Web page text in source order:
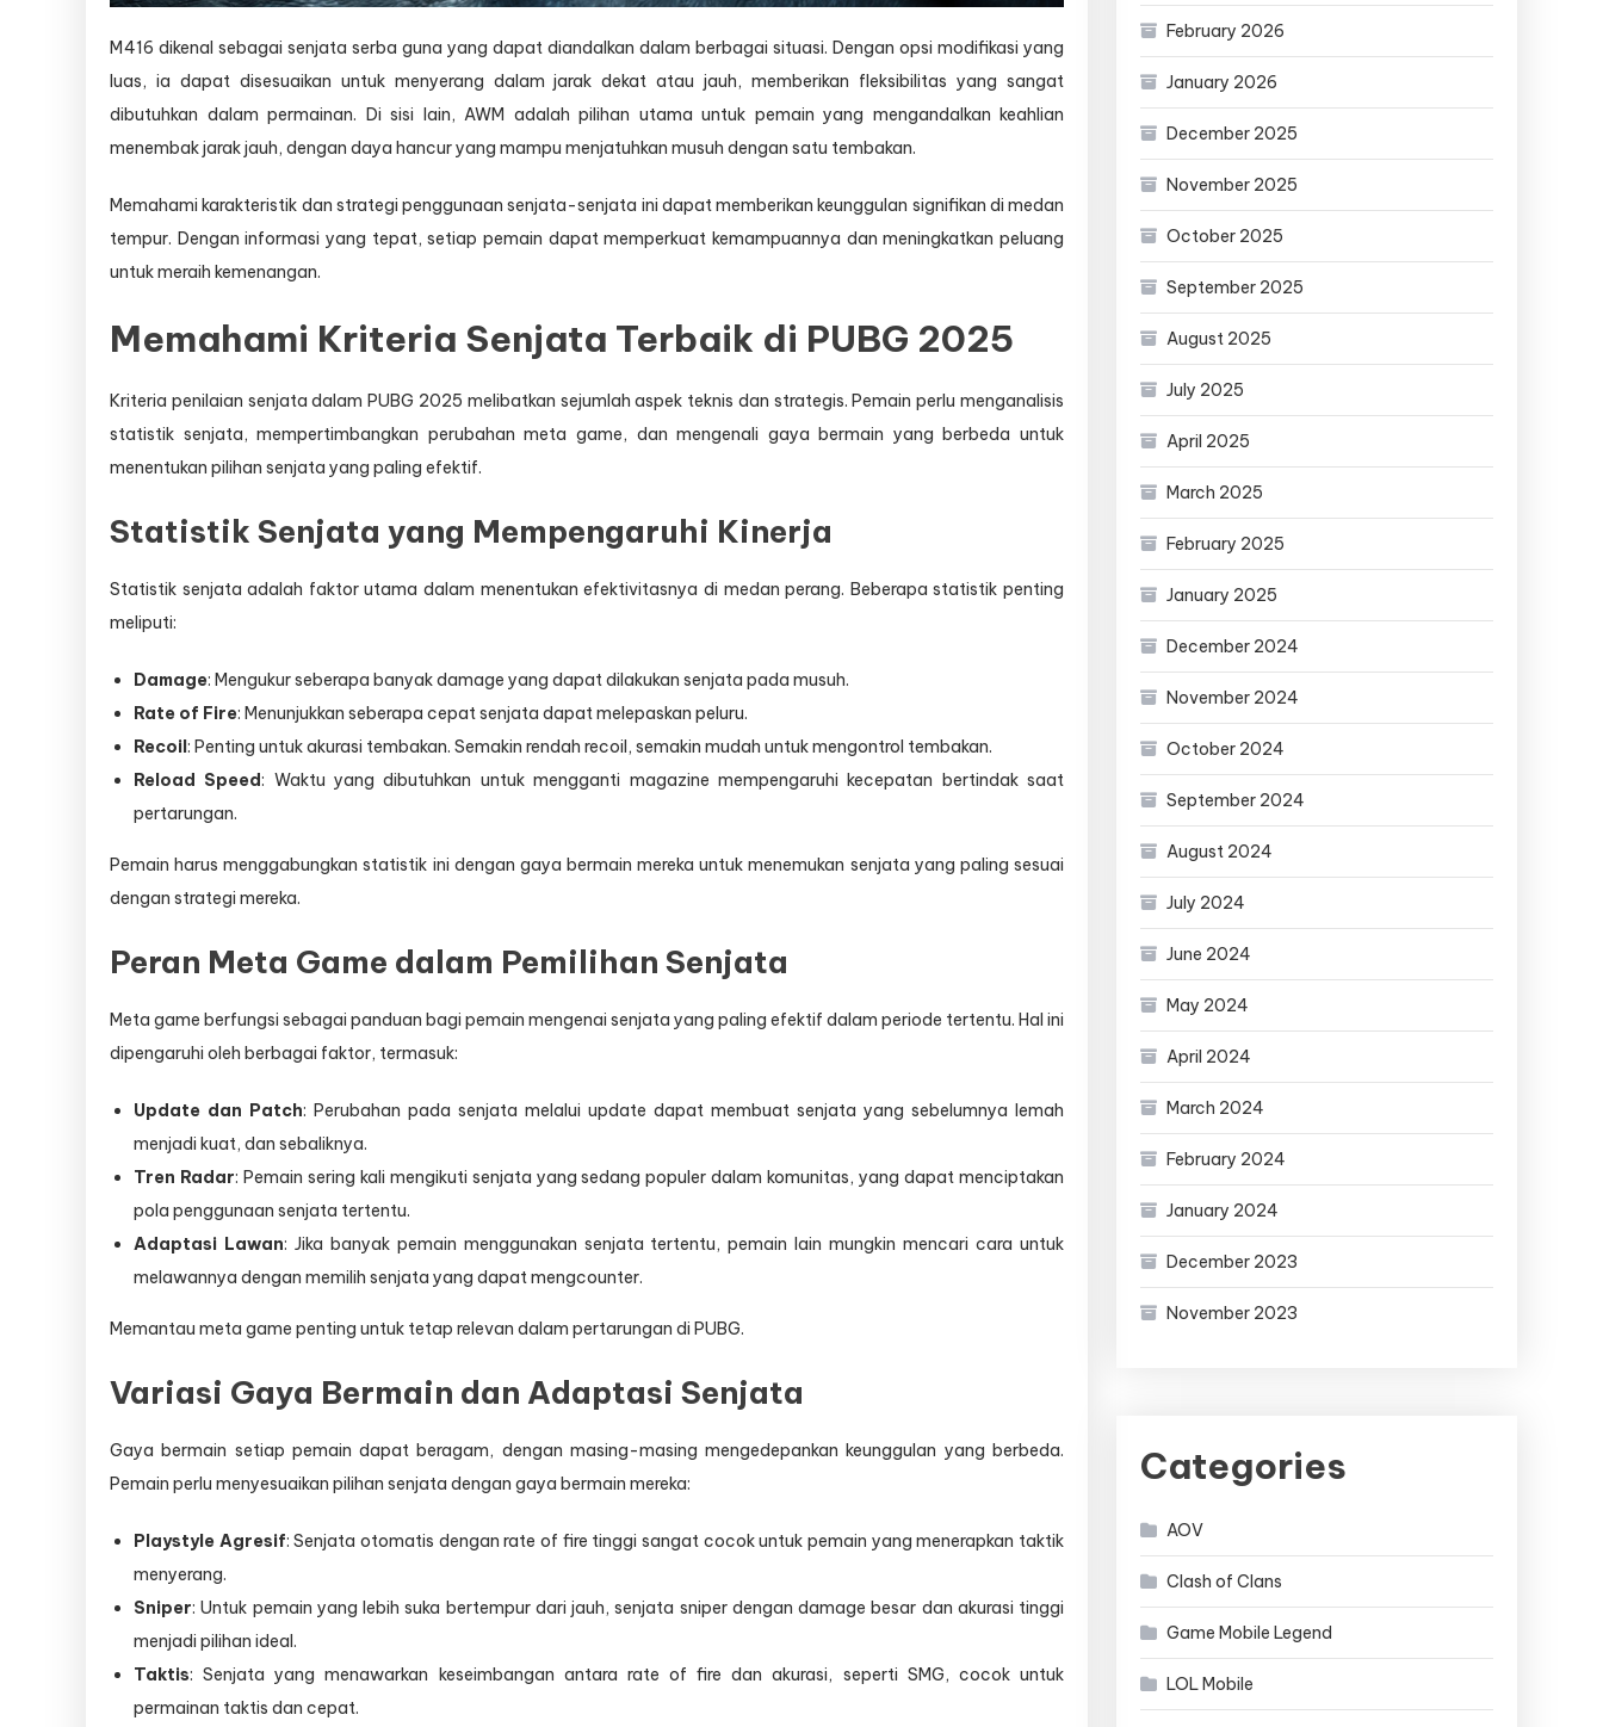
M416 dikenal sebagai senjata serba guna yang dapat diandalkan dalam berbagai situasi. Dengan opsi modifikasi yang
luas, ia dapat disesuaikan untuk menyerang dalam jarak dekat atau jauh, memberikan fleksibilitas yang sangat
dibutuhkan dalam permainan. Di sisi lain, AWM adalah pilihan utama untuk pemain yang mengandalkan keahlian
menembak jarak jauh, dengan daya hancur yang mampu menjatuhkan musuh dengan satu tembakan.
Memahami karakteristik dan strategi penggunaan senjata-senjata ini dapat memberikan keunggulan signifikan di medan
tempur. Dengan informasi yang tepat, setiap pemain dapat memperkuat kemampuannya dan meningkatkan peluang
untuk meraih kemenangan.
Memahami Kriteria Senjata Terbaik di PUBG 2025
Kriteria penilaian senjata dalam PUBG 2025 melibatkan sejumlah aspek teknis dan strategis. Pemain perlu menganalisis
statistik senjata, mempertimbangkan perubahan meta game, dan mengenali gaya bermain yang berbeda untuk
menentukan pilihan senjata yang paling efektif.
Statistik Senjata yang Mempengaruhi Kinerja
Statistik senjata adalah faktor utama dalam menentukan efektivitasnya di medan perang. Beberapa statistik penting
meliputi:
Damage: Mengukur seberapa banyak damage yang dapat dilakukan senjata pada musuh.
Rate of Fire: Menunjukkan seberapa cepat senjata dapat melepaskan peluru.
Recoil: Penting untuk akurasi tembakan. Semakin rendah recoil, semakin mudah untuk mengontrol tembakan.
Reload Speed: Waktu yang dibutuhkan untuk mengganti magazine mempengaruhi kecepatan bertindak saat
pertarungan.
Pemain harus menggabungkan statistik ini dengan gaya bermain mereka untuk menemukan senjata yang paling sesuai
dengan strategi mereka.
Peran Meta Game dalam Pemilihan Senjata
Meta game berfungsi sebagai panduan bagi pemain mengenai senjata yang paling efektif dalam periode tertentu. Hal ini
dipengaruhi oleh berbagai faktor, termasuk:
Update dan Patch: Perubahan pada senjata melalui update dapat membuat senjata yang sebelumnya lemah
menjadi kuat, dan sebaliknya.
Tren Radar: Pemain sering kali mengikuti senjata yang sedang populer dalam komunitas, yang dapat menciptakan
pola penggunaan senjata tertentu.
Adaptasi Lawan: Jika banyak pemain menggunakan senjata tertentu, pemain lain mungkin mencari cara untuk
melawannya dengan memilih senjata yang dapat mengcounter.
Memantau meta game penting untuk tetap relevan dalam pertarungan di PUBG.
Variasi Gaya Bermain dan Adaptasi Senjata
Gaya bermain setiap pemain dapat beragam, dengan masing-masing mengedepankan keunggulan yang berbeda.
Pemain perlu menyesuaikan pilihan senjata dengan gaya bermain mereka:
Playstyle Agresif: Senjata otomatis dengan rate of fire tinggi sangat cocok untuk pemain yang menerapkan taktik
menyerang.
Sniper: Untuk pemain yang lebih suka bertempur dari jauh, senjata sniper dengan damage besar dan akurasi tinggi
menjadi pilihan ideal.
Taktis: Senjata yang menawarkan keseimbangan antara rate of fire dan akurasi, seperti SMG, cocok untuk
permainan taktis dan cepat.
February 2026
January 2026
December 2025
November 2025
October 2025
September 2025
August 2025
July 2025
April 2025
March 2025
February 2025
January 2025
December 2024
November 2024
October 2024
September 2024
August 2024
July 2024
June 2024
May 2024
April 2024
March 2024
February 2024
January 2024
December 2023
November 2023
Categories
AOV
Clash of Clans
Game Mobile Legend
LOL Mobile